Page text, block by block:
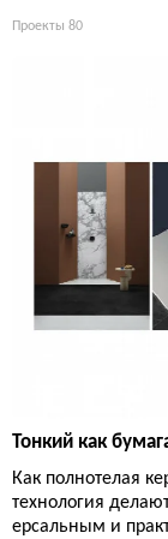
Проекты 80
Тонкий как
Как полнотелая
технология
ерсальным и